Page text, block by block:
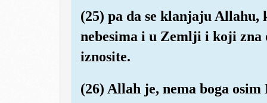
(25) pa da se klanjaju
nebesima i u Zemlji i koji zna
iznosite.
(26) Allah je, nema boga